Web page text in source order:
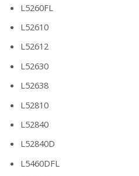
L5260FL
L52610
L52612
L52630
L52638
L52810
L52840
L52840D
L5460DFL